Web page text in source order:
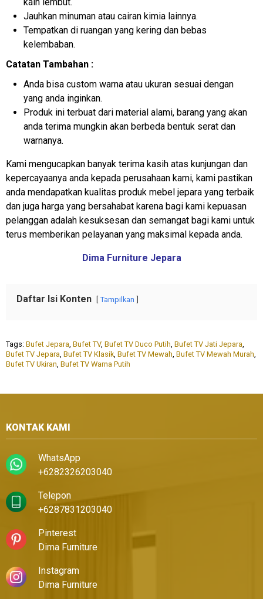
Jauhkan minuman atau cairan kimia lainnya.
Tempatkan di ruangan yang kering dan bebas
kelembaban.
Catatan Tambahan :
Anda bisa custom warna atau ukuran sesuai dengan
yang anda inginkan.
Produk ini terbuat dari material alami, barang yang akan
anda terima mungkin akan berbeda bentuk serat dan
warnanya.
Kami mengucapkan banyak terima kasih atas kunjungan dan
kepercayaanya anda kepada perusahaan kami, kami pastikan
anda mendapatkan kualitas produk mebel jepara yang terbaik
dan juga harga yang bersahabat karena bagi kami kepuasan
pelanggan adalah kesuksesan dan semangat bagi kami untuk
terus memberikan pelayanan yang maksimal kepada anda.
Dima Furniture Jepara
Daftar Isi Konten Tampilkan
Tags: Bufet Jepara Bufet TV, Bufet TV Duco Putih Bufet TV Jati Jepara
Bufet TV Jepara Bufet TV Klasik Bufet TV Mewah Bufet TV Mewah Murah
Bufet TV Ukiran Bufet TV Warna Putih
KONTAK KAMI
WhatsApp
+6282326203040
Telepon
+6287831203040
Pinterest
Dima Furniture
Instagram
Dima Furniture